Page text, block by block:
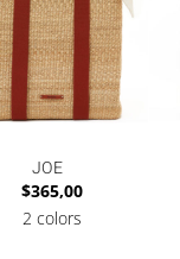
JOE
$365,00
2 colors